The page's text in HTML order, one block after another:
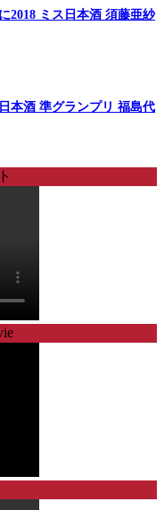
2018 ミス日本酒 須藤亜紗
本酒 準グランプリ 福島代